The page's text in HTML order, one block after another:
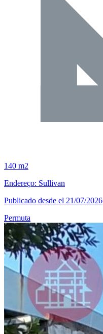
140 m2
Endereço: Sullivan
Publicado desde el 21/07/2026
Permuta